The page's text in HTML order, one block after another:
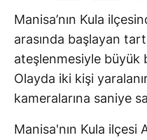
Manisa’nın Kula
arasında başlayan
ateşlenmesiyle büyük
Olayda iki kişi
kameralarına saniye
Manisa'nın Kula ilçesi